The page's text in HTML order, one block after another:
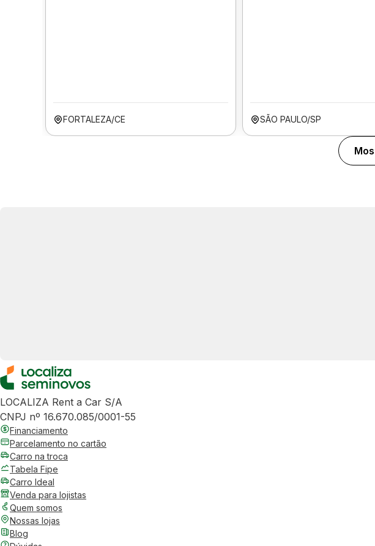
FORTALEZA/CE SÃO PAULO/SP
LOCALIZA Rent a Car S/A
CNPJ nº 16.670.085/0001-55
Financiamento
Parcelamento no cartão
Carro na troca
Tabela Fipe
Carro Ideal
Venda para lojistas
Quem somos
Nossas lojas
Blog